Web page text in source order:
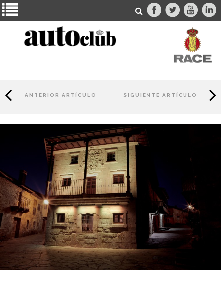
ANTERIOR ARTÍCULO SIGUIENTE ARTÍCULO